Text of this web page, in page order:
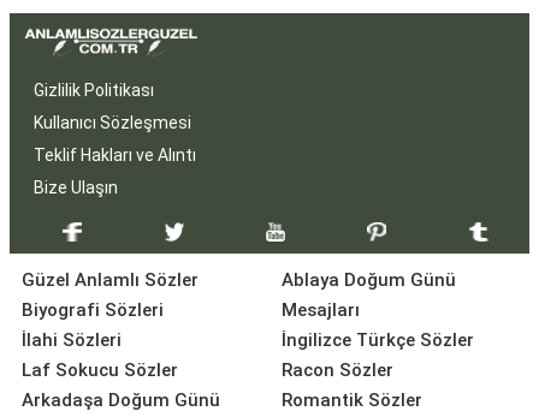
Gizlilik Politikası
Kullanıcı Sözleşmesi
Teklif Hakları ve Alıntı
Bize Ulaşın
Güzel Anlamlı Sözler
Biyografi Sözleri
İlahi Sözleri
Laf Sokucu Sözler
Arkadaşa Doğum Günü
Ablaya Doğum Günü
Mesajları
İngilizce Türkçe Sözler
Racon Sözler
Romantik Sözler